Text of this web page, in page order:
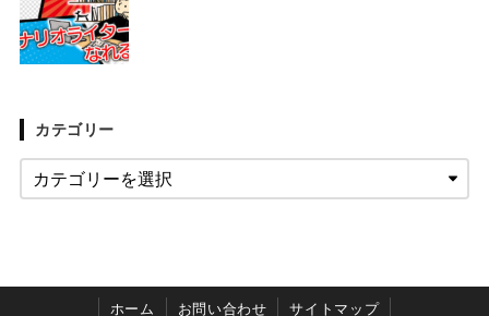
カテゴリー
ホーム お問い合わせ サイトマップ